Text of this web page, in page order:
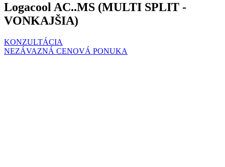
Logacool AC..MS (MULTI SPLIT -
VONKAJŠIA)
KONZULTÁCIA
NEZÁVAZNÁ CENOVÁ PONUKA